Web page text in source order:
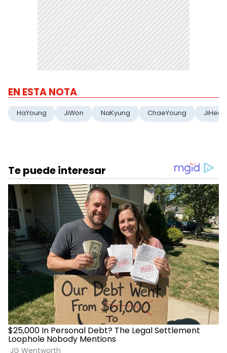
EN ESTA NOTA
HaYoung JiWon NaKyung ChaeYoung JiHeon